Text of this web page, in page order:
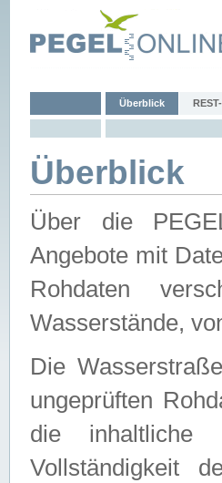
Überblick
Überblick
Über die
Angebote mit
Rohdaten
Wasserstände,
Die
ungeprüften
die inhaltliche
Vollständigkeit